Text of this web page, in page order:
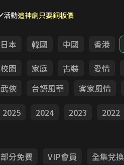
活動追神劇只要銅板價
日本 韓國 中國 香港
校園 家庭 古裝 愛情
武俠 台語風華 客家風情
2025 2024 2023 2022
部分免費 VIP會員 全集兌換